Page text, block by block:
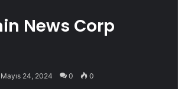
News Corp
Mayıs 24, 2024 0 0